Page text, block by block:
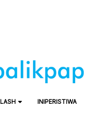
INIPERISTIWA